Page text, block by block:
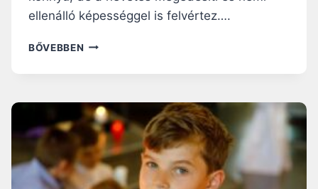
ellenálló képességgel is felvértez….
BŐVEBBEN VOLT